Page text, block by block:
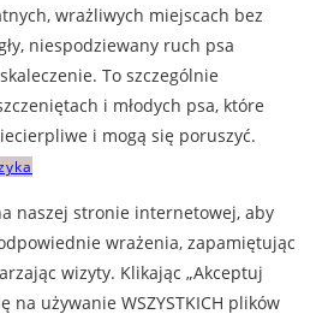
wrażliwych miejscach bez
niespodziewany ruch psa
To szczególnie
i młodych psa, które
i mogą się poruszyć.
naszej stronie internetowej, aby
wrażenia, zapamiętując
wizyty. Klikając „Akceptuj
na używanie WSZYSTKICH plików